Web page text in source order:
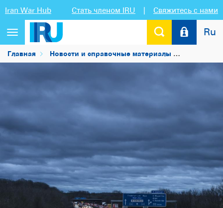
Iran War Hub Стать членом IRU | Свяжитесь с нами
Переключить
навигацию
Ru
Главная Новости и справочные материалы